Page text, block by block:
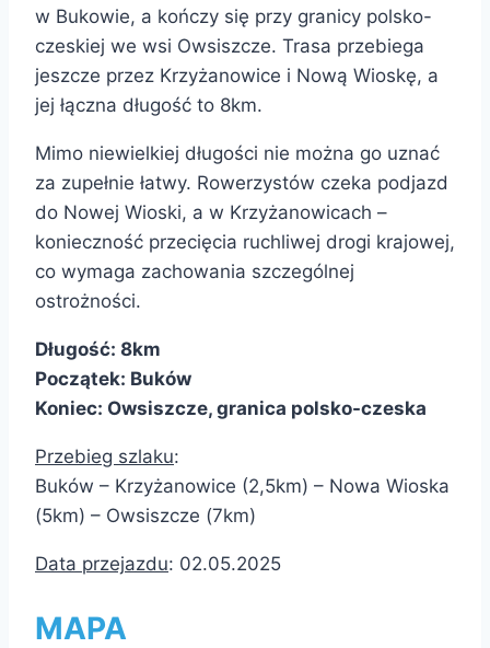
w Bukowie, a kończy się przy granicy polsko-
czeskiej we wsi Owsiszcze. Trasa przebiega
jeszcze przez Krzyżanowice i Nową Wioskę, a
jej łączna długość to 8km.
Mimo niewielkiej długości nie można go uznać
za zupełnie łatwy. Rowerzystów czeka podjazd
do Nowej Wioski, a w Krzyżanowicach –
konieczność przecięcia ruchliwej drogi krajowej,
co wymaga zachowania szczególnej
ostrożności.
Długość: 8km
Początek: Buków
Koniec: Owsiszcze, granica polsko-czeska
Przebieg szlaku:
Buków – Krzyżanowice (2,5km) – Nowa Wioska
(5km) – Owsiszcze (7km)
Data przejazdu: 02.05.2025
MAPA